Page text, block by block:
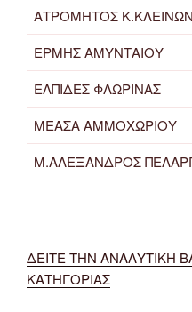
ΑΤΡΟΜΗΤΟΣ Κ.ΚΛΕΙΝΩΝ
ΕΡΜΗΣ ΑΜΥΝΤΑΙΟΥ
ΕΛΠΙΔΕΣ ΦΛΩΡΙΝΑΣ
ΜΕΑΣΑ ΑΜΜΟΧΩΡΙΟΥ
Μ.ΑΛΕΞΑΝΔΡΟΣ
ΔΕΙΤΕ ΤΗΝ ΑΝΑΛΥΤΙΚΗ
ΚΑΤΗΓΟΡΙΑΣ